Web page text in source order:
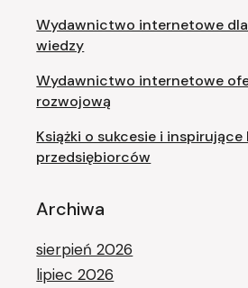
Wydawnictwo internetowe dla
wiedzy
Wydawnictwo internetowe
rozwojową
Książki o sukcesie i
przedsiębiorców
Archiwa
sierpień 2026
lipiec 2026